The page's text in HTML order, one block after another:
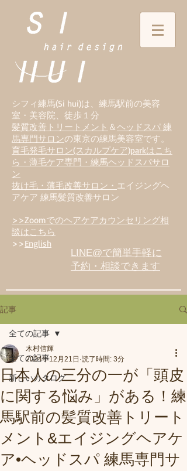
シフィ練馬(Si hui)は、 練馬駅前の美容
室・美容院、徒歩１分
髪質改善トリートメント ＆ヘッドスパ 練
馬専門サロンの東京の練馬美容室です。
育毛発毛サロン(スカルプケア)parkはこち
ら・薄毛ケア専門・練馬ヘッドスパサロ
ン
抜け毛・薄毛改善サロン・ エイジングヘ
アケア 練馬髪質改善サロン
>>Zoomでのヘアケアカウンセリング相
談はこちら
>>English
LINE@で簡単手軽に
予約・相談できます
記事
全ての記事
新しいカタログ
全ての記事
日本人の三分の一が「頭皮
に関する悩み」がある！練
馬駅前の髪質改善トリート
メント&エイジングヘアケ
ア•ヘッドスパ 練馬専門サ
木村信輝
2024年12月21日 読了時間: 3分